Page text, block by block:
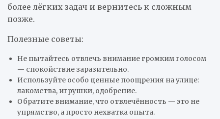
более лёгких задач и вернитесь к сложным
позже.
Полезные советы:
Не пытайтесь отвлечь внимание громким голосом
— спокойствие заразительно.
Используйте особо ценные поощрения на улице:
лакомства, игрушки, одобрение.
Обратите внимание, что отвлечённость — это не
упрямство, а просто нехватка опыта.